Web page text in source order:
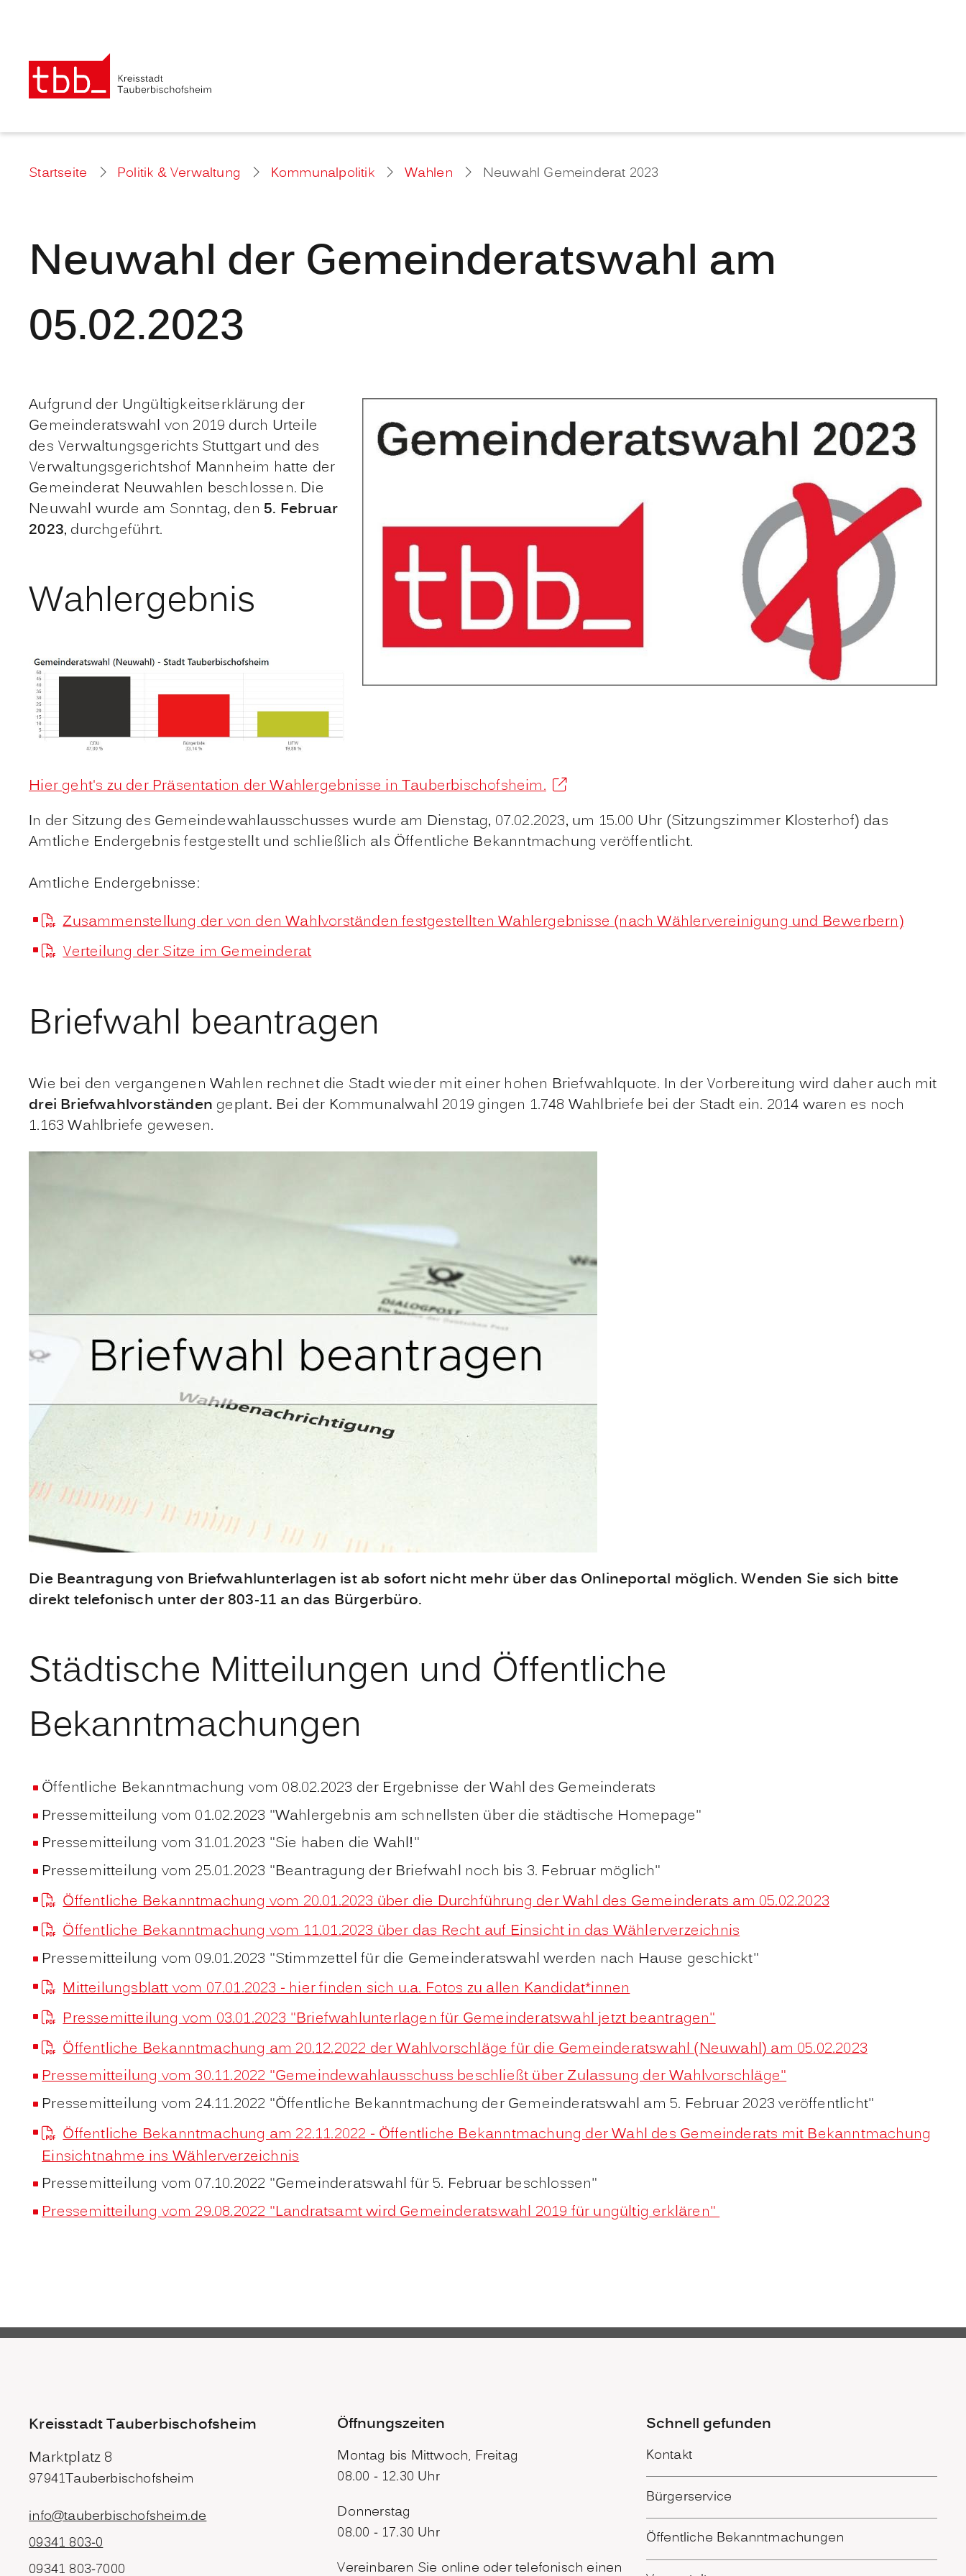
Startseite Politik & Verwaltung Kommunalpolitik Wahlen Neuwahl Gemeinderat 2023
Neuwahl der Gemeinderatswahl am
05.02.2023
Aufgrund der Ungültigkeitserklärung der
Gemeinderatswahl von 2019 durch Urteile
des Verwaltungsgerichts Stuttgart und des
Verwaltungsgerichtshof Mannheim hatte der
Gemeinderat Neuwahlen beschlossen. Die
Neuwahl wurde am Sonntag, den 5. Februar
2023, durchgeführt.
Wahlergebnis
Hier geht's zu der Präsentation der Wahlergebnisse in Tauberbischofsheim.
In der Sitzung des Gemeindewahlausschusses wurde am Dienstag, 07.02.2023, um 15.00 Uhr (Sitzungszimmer Klosterhof) das
Amtliche Endergebnis festgestellt und schließlich als Öffentliche Bekanntmachung veröffentlicht.
Amtliche Endergebnisse:
Zusammenstellung der von den Wahlvorständen festgestellten Wahlergebnisse (nach Wählervereinigung und Bewerbern)
Verteilung der Sitze im Gemeinderat
Briefwahl beantragen
Wie bei den vergangenen Wahlen rechnet die Stadt wieder mit einer hohen Briefwahlquote. In der Vorbereitung wird daher auch mit
drei Briefwahlvorständen geplant. Bei der Kommunalwahl 2019 gingen 1.748 Wahlbriefe bei der Stadt ein. 2014 waren es noch
1.163 Wahlbriefe gewesen.
Die Beantragung von Briefwahlunterlagen ist ab sofort nicht mehr über das Onlineportal möglich. Wenden Sie sich bitte
direkt telefonisch unter der 803-11 an das Bürgerbüro.
Städtische Mitteilungen und Öffentliche
Bekanntmachungen
Öffentliche Bekanntmachung vom 08.02.2023 der Ergebnisse der Wahl des Gemeinderats
Pressemitteilung vom 01.02.2023 "Wahlergebnis am schnellsten über die städtische Homepage"
Pressemitteilung vom 31.01.2023 "Sie haben die Wahl!"
Pressemitteilung vom 25.01.2023 "Beantragung der Briefwahl noch bis 3. Februar möglich"
Öffentliche Bekanntmachung vom 20.01.2023 über die Durchführung der Wahl des Gemeinderats am 05.02.2023
Öffentliche Bekanntmachung vom 11.01.2023 über das Recht auf Einsicht in das Wählerverzeichnis
Pressemitteilung vom 09.01.2023 "Stimmzettel für die Gemeinderatswahl werden nach Hause geschickt"
Mitteilungsblatt vom 07.01.2023 - hier finden sich u.a. Fotos zu allen Kandidat*innen
Pressemitteilung vom 03.01.2023 "Briefwahlunterlagen für Gemeinderatswahl jetzt beantragen"
Öffentliche Bekanntmachung am 20.12.2022 der Wahlvorschläge für die Gemeinderatswahl (Neuwahl) am 05.02.2023
Pressemitteilung vom 30.11.2022 "Gemeindewahlausschuss beschließt über Zulassung der Wahlvorschläge"
Pressemitteilung vom 24.11.2022 "Öffentliche Bekanntmachung der Gemeinderatswahl am 5. Februar 2023 veröffentlicht"
Öffentliche Bekanntmachung am 22.11.2022 - Öffentliche Bekanntmachung der Wahl des Gemeinderats mit Bekanntmachung
Einsichtnahme ins Wählerverzeichnis
Pressemitteilung vom 07.10.2022 "Gemeinderatswahl für 5. Februar beschlossen"
Pressemitteilung vom 29.08.2022 "Landratsamt wird Gemeinderatswahl 2019 für ungültig erklären"
Kreisstadt Tauberbischofsheim
Marktplatz 8
97941Tauberbischofsheim
info@tauberbischofsheim.de
09341 803-0
09341 803-7000
Öffnungszeiten
Montag bis Mittwoch, Freitag
08.00 - 12.30 Uhr
Donnerstag
08.00 - 17.30 Uhr
Vereinbaren Sie online oder telefonisch einen
Schnell gefunden
Kontakt
Bürgerservice
Öffentliche Bekanntmachungen